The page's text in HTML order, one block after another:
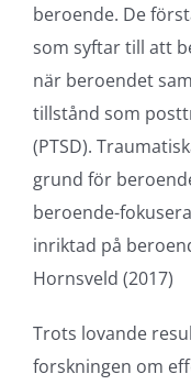
beroende. De
som syftar till att
när beroendet
tillstånd som
(PTSD).
grund för
beroende-
inriktad på
Hornsveld (2017)
Trots lovande
forskningen om